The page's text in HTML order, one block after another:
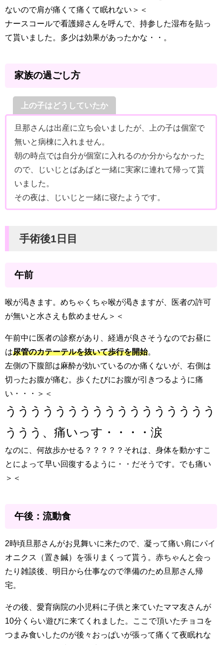
ないので肩が痛くて痛くて眠れない＞＜
ナースコールで看護婦さんを呼んで、持参した湿布を貼っ
て貰いました。多少は効果があったかな・・。
家族の過ごし方
上の子はどうしていたか
旦那さんは出産に立ち会いましたが、上の子は個室で
無いと病棟に入れません。
朝の時点では自分が個室に入れるのか分からなかった
ので、じいじとばあばと一緒に実家に連れて帰って貰
いました。
その夜は、じいじと一緒に寝たようです。
手術後1日目
午前
喉が渇きます。めちゃくちゃ喉が渇きますが、医者の許可
が無いと水さえも飲めません＞＜
午前中に医者の診察があり、経過が良さそうなのでお昼に
は尿管のカテーテルを抜いて歩行を開始。
左側の下腹部は麻酔が効いているのか痛くないが、右側は
切ったお腹が痛む。歩くたびにお腹が引きつるように痛
い・・・＞＜
ううううううううううううううううう
ううう、痛いっす・・・・涙
なのに、何故歩かせる？？？？？それは、身体を動かすこ
とによって早い回復するように・・だそうです。でも痛い
＞＜
午後：流動食
2時頃旦那さんがお見舞いに来たので、凝って痛い肩にパイ
オニクス（置き鍼）を張りまくって貰う。赤ちゃんと会っ
たり雑談後、明日から仕事なので準備のため旦那さん帰
宅。
その後、愛育病院の小児科に子供と来ていたママ友さんが
10分くらい遊びに来てくれました。ここで頂いたチョコを
つまみ食いしたのが後々おっぱいが張って痛くて夜眠れな